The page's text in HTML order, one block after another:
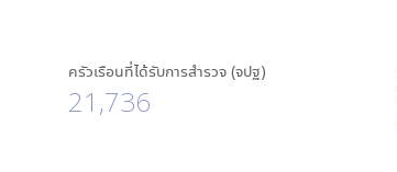
ครัวเรือนที่ได้รับการสำรวจ (จปฐ)
21,736